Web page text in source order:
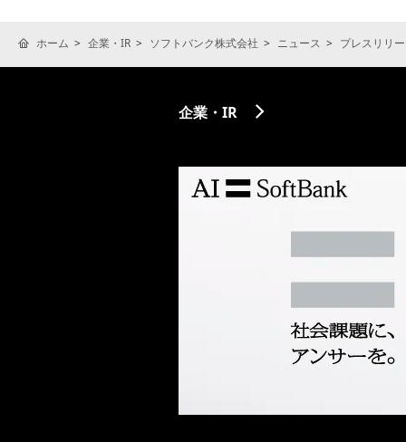
ホーム 企業・IR ソフトバンク株式会社 ニュース プレスリリ
企業・IR